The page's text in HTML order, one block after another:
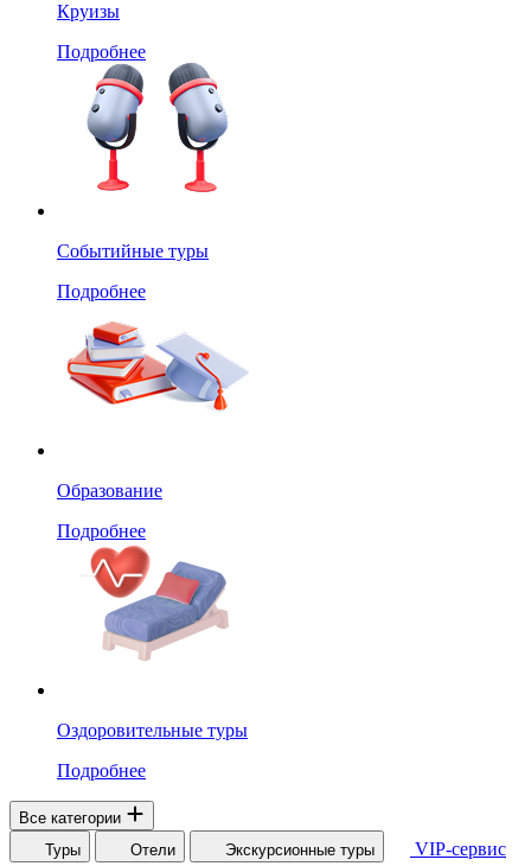
Круизы
Подробнее
Событийные туры
Подробнее
Образование
Подробнее
Оздоровительные туры
Подробнее
Все категории
Туры
Отели Экскурсионные туры
VIP-сервис